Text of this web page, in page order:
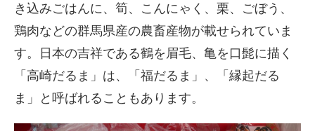
き込みごはんに、筍、こんにゃく、栗、ごぼう、
鶏肉などの群馬県産の農畜産物が載せられていま
す。日本の吉祥である鶴を眉毛、亀を口髭に描く
「高崎だるま」は、「福だるま」、「縁起だる
ま」と呼ばれることもあります。